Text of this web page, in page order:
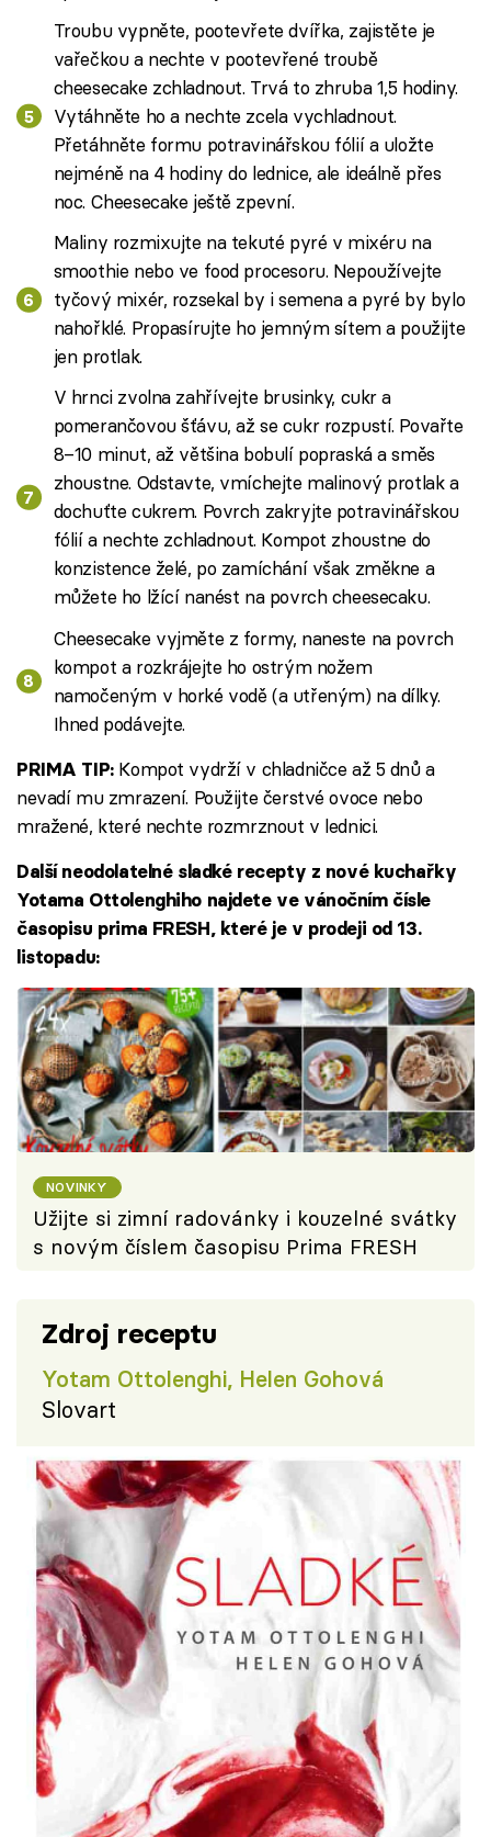
Troubu vypněte, pootevřete dvířka, zajistěte je
vařečkou a nechte v pootevřené troubě
cheesecake zchladnout. Trvá to zhruba 1,5 hodiny.
Vytáhněte ho a nechte zcela vychladnout.
Přetáhněte formu potravinářskou fólií a uložte
nejméně na 4 hodiny do lednice, ale ideálně přes
noc. Cheesecake ještě zpevní.
Maliny rozmixujte na tekuté pyré v mixéru na
smoothie nebo ve food procesoru. Nepoužívejte
tyčový mixér, rozsekal by i semena a pyré by bylo
nahořklé. Propasírujte ho jemným sítem a použijte
jen protlak.
V hrnci zvolna zahřívejte brusinky, cukr a
pomerančovou šťávu, až se cukr rozpustí. Povařte
8–10 minut, až většina bobulí popraská a směs
zhoustne. Odstavte, vmíchejte malinový protlak a
dochuťte cukrem. Povrch zakryjte potravinářskou
fólií a nechte zchladnout. Kompot zhoustne do
konzistence želé, po zamíchání však změkne a
můžete ho lžící nanést na povrch cheesecaku.
Cheesecake vyjměte z formy, naneste na povrch
kompot a rozkrájejte ho ostrým nožem
namočeným v horké vodě (a utřeným) na dílky.
Ihned podávejte.
PRIMA TIP:Kompot vydrží v chladničce až 5 dnů a
nevadí mu zmrazení. Použijte čerstvé ovoce nebo
mražené, které nechte rozmrznout v lednici.
Další neodolatelné sladké recepty z nové kuchařky
Yotama Ottolenghiho najdete ve vánočním čísle
časopisu prima FRESH, které je v prodeji od 13.
listopadu:
NOVINKY
Užijte si zimní radovánky i kouzelné svátky
s novým číslem časopisu Prima FRESH
Zdroj receptu
Yotam Ottolenghi, Helen Gohová
Slovart